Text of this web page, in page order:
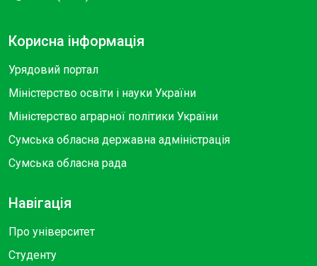
Корисна інформація
Урядовий портал
Міністерство освіти і науки України
Міністерство аграрної політики України
Сумська обласна державна адміністрація
Сумська обласна рада
Навігація
Про університет
Студенту